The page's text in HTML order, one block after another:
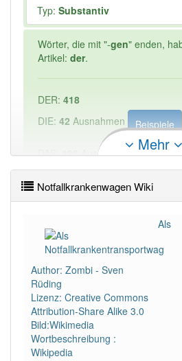
Typ: Substantiv
Wörter, die mit "-gen" enden,
Artikel: der.
DER: 418
DIE: 42 Ausnahmen Beispiele
DAS:198Ausnahmen Beispiele
Häufigkeit: 2 von 10
Wörter mit Endung-
einem anderen Artikel: -1
85% unserer Spielapp-Nutzer
korrekt erraten.
Mehr
Notfallkrankenwagen Wiki
Author: Zombi - Sven
Rüding
Lizenz: Creative Commons
Attribution-Share Alike 3.0
Bild:Wikimedia
Wortbeschreibung :
Wikipedia
Als